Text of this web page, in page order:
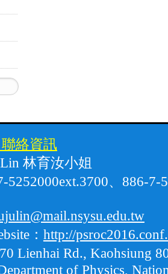
聯絡資訊
林育汝小姐
5252000ext.3700、886-
： http://
Lienhai Rd., Kaohsiung
of Physics, National